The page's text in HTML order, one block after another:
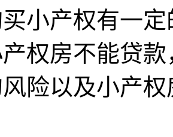
小产权有一
权房不能贷
险以及小产